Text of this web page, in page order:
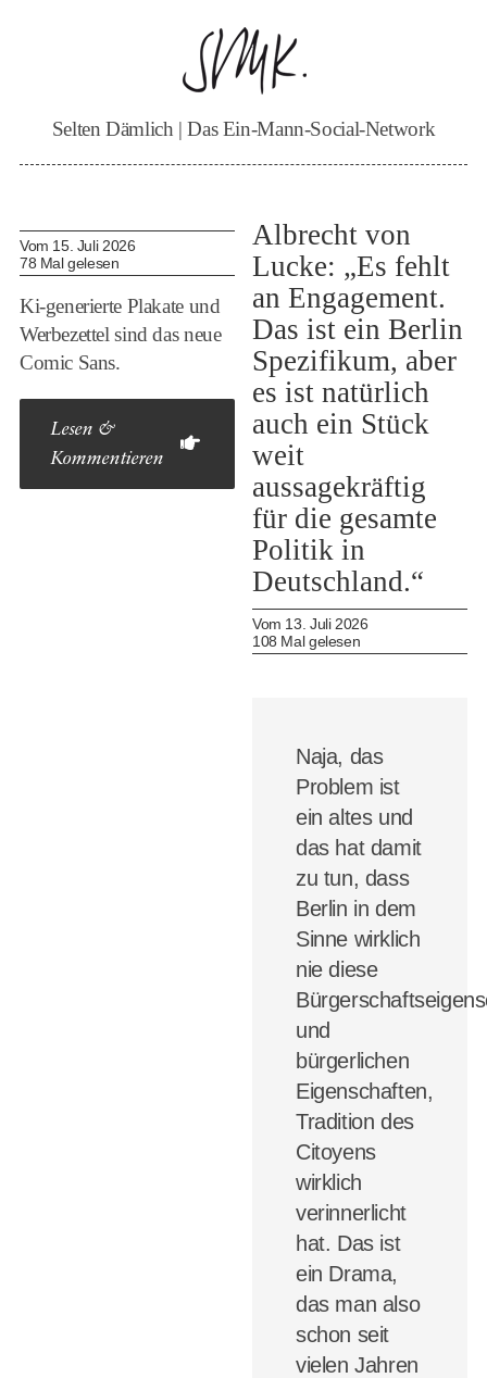
Selten Dämlich | Das Ein-Mann-Social-Network
Vom 15. Juli 2026
78 Mal gelesen
Ki-generierte Plakate und
Werbezettel sind das neue
Comic Sans.
Lesen &
Kommentieren
Albrecht von
Lucke: „Es fehlt
an Engagement.
Das ist ein Berlin
Spezifikum, aber
es ist natürlich
auch ein Stück
weit
aussagekräftig
für die gesamte
Politik in
Deutschland.“
Vom 13. Juli 2026
108 Mal gelesen
Naja, das
Problem ist
ein altes und
das hat damit
zu tun, dass
Berlin in dem
Sinne wirklich
nie diese
und
bürgerlichen
Eigenschaften,
Tradition des
Citoyens
wirklich
verinnerlicht
hat. Das ist
ein Drama,
das man also
schon seit
vielen Jahren